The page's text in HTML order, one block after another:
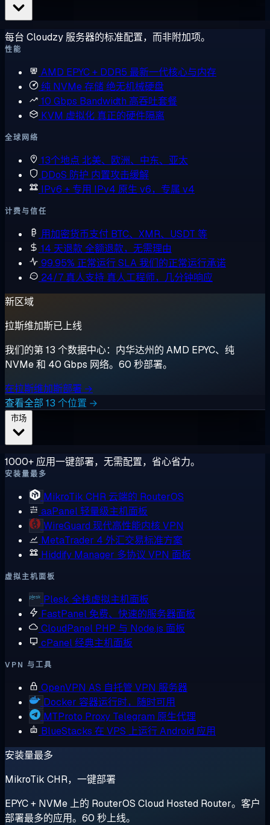
每台 Cloudzy 服务器的标准配置，而非附加项。
性能
AMD EPYC + DDR5 最新一代核心与内存
纯 NVMe 存储绝无机械硬盘
10 Gbps Bandwidth 高吞吐套餐
KVM 虚拟化 真正的硬件隔离
全球网络
13个地点 北美、欧洲、中东、亚太
DDoS 防护 内置攻击缓解
IPv6 + 专用 IPv4 原生 v6，专属 v4
计费与信任
用加密货币支付 BTC、XMR、USDT 等
14 天退款全额退款，无需理由
99.95% 正常运行 SLA我们的正常运行承诺
24/7 真人支持 真人工程师，几分钟响应
新区域
拉斯维加斯已上线
我们的第 13 个数据中心：内华达州的 AMD EPYC、纯
NVMe 和 40 Gbps 网络。60 秒部署。
在拉斯维加斯部署 →
查看全部 13 个位置 →
1000+ 应用一键部署，无需配置，省心省力。
安装量最多
MikroTik CHR 云端的 RouterOS
aaPanel轻量级主机面板
WireGuard 现代高性能内核 VPN
MetaTrader 4 外汇交易标准方案
Hiddify Manager 多协议 VPN 面板
虚拟主机面板
Plesk 全栈虚拟主机面板
FastPanel 免费、快速的服务器面板
CloudPanel PHP 与 Node.js 面板
cPanel经典主机面板
VPN 与工具
OpenVPN AS 自托管 VPN 服务器
Docker 容器运行时，随时可用
MTProto Proxy Telegram 原生代理
BlueStacks 在 VPS 上运行 Android 应用
安装量最多
MikroTik CHR，一键部署
EPYC + NVMe 上的 RouterOS Cloud Hosted Router。客户
部署最多的应用。60 秒上线。